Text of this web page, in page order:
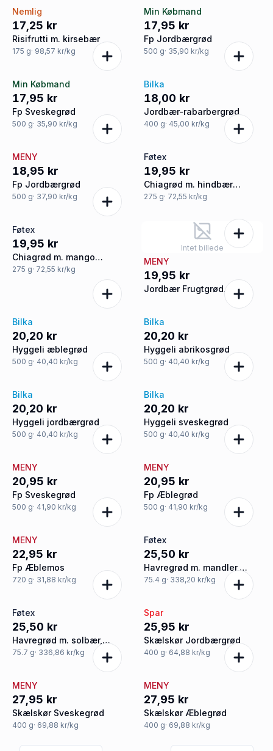
Nemlig
17,25 kr
Risifrutti m. kirsebær
175 g· 98,57 kr/kg
Min Købmand
17,95 kr
Fp Jordbærgrød
500 g· 35,90 kr/kg
Min Købmand
17,95 kr
Fp Sveskegrød
500 g· 35,90 kr/kg
Bilka
18,00 kr
Jordbær-rabarbergrød
400 g· 45,00 kr/kg
MENY
18,95 kr
Fp Jordbærgrød
500 g· 37,90 kr/kg
Føtex
19,95 kr
Chiagrød m. hindbær
vegansk
275 g· 72,55 kr/kg
Føtex
19,95 kr
Chiagrød m. mango
vegansk
275 g· 72,55 kr/kg
Intet billede
MENY
19,95 kr
Jordbær Frugtgrød
Bilka
20,20 kr
Hyggeli æblegrød
500 g· 40,40 kr/kg
Bilka
20,20 kr
Hyggeli abrikosgrød
500 g· 40,40 kr/kg
Bilka
20,20 kr
Hyggeli jordbærgrød
500 g· 40,40 kr/kg
Bilka
20,20 kr
Hyggeli sveskegrød
500 g· 40,40 kr/kg
MENY
20,95 kr
Fp Sveskegrød
500 g· 41,90 kr/kg
MENY
20,95 kr
Fp Æblegrød
500 g· 41,90 kr/kg
MENY
22,95 kr
Fp Æblemos
720 g· 31,88 kr/kg
Føtex
25,50 kr
Havregrød m. mandler,
rørsukker og hindbær
75.4 g· 338,20 kr/kg
Føtex
25,50 kr
Havregrød m. solbær,
kanel, mandler og dadler
75.7 g· 336,86 kr/kg
Spar
25,95 kr
Skælskør Jordbærgrød
400 g· 64,88 kr/kg
MENY
27,95 kr
Skælskør Sveskegrød
400 g· 69,88 kr/kg
MENY
27,95 kr
Skælskør Æblegrød
400 g· 69,88 kr/kg